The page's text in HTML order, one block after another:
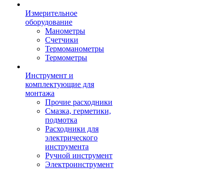
Измерительное
оборудование
Манометры
Счетчики
Термоманометры
Термометры
Инструмент и
комплектующие для
монтажа
Прочие расходники
Смазка, герметики,
подмотка
Расходники для
электрического
инструмента
Ручной инструмент
Электроинструмент